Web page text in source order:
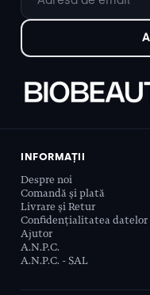
INFORMAȚII
Despre noi
Comandă și plată
Livrare și Retur
Confidențialitatea datelor
Ajutor
A.N.P.C.
A.N.P.C. - SAL